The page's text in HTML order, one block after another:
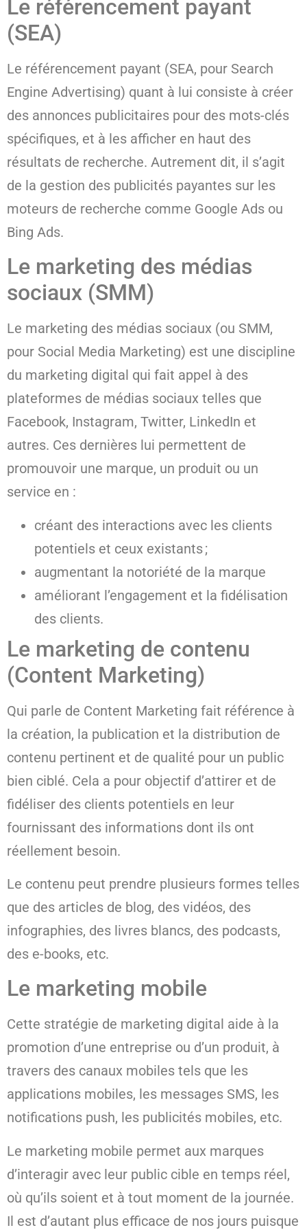
Le référencement payant
(SEA)
Le référencement payant (SEA, pour Search
Engine Advertising) quant à lui consiste à créer
des annonces publicitaires pour des mots-clés
spécifiques, et à les afficher en haut des
résultats de recherche. Autrement dit, il s’agit
de la gestion des publicités payantes sur les
moteurs de recherche comme Google Ads ou
Bing Ads.
Le marketing des médias
sociaux (SMM)
Le marketing des médias sociaux (ou SMM,
pour Social Media Marketing) est une discipline
du marketing digital qui fait appel à des
plateformes de médias sociaux telles que
Facebook, Instagram, Twitter, LinkedIn et
autres. Ces dernières lui permettent de
promouvoir une marque, un produit ou un
service en :
créant des interactions avec les clients
potentiels et ceux existants ;
augmentant la notoriété de la marque
améliorant l’engagement et la fidélisation
des clients.
Le marketing de contenu
(Content Marketing)
Qui parle de Content Marketing fait référence à
la création, la publication et la distribution de
contenu pertinent et de qualité pour un public
bien ciblé. Cela a pour objectif d’attirer et de
fidéliser des clients potentiels en leur
fournissant des informations dont ils ont
réellement besoin.
Le contenu peut prendre plusieurs formes telles
que des articles de blog, des vidéos, des
infographies, des livres blancs, des podcasts,
des e-books, etc.
Le marketing mobile
Cette stratégie de marketing digital aide à la
promotion d’une entreprise ou d’un produit, à
travers des canaux mobiles tels que les
applications mobiles, les messages SMS, les
notifications push, les publicités mobiles, etc.
Le marketing mobile permet aux marques
d’interagir avec leur public cible en temps réel,
où qu’ils soient et à tout moment de la journée.
Il est d’autant plus efficace de nos jours puisque